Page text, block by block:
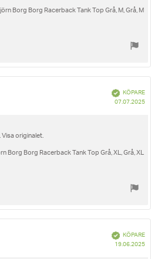
Borg Borg Racerback Tank Top Grå, M, Grå, M
BekräftadKÖPARE
07.07.2025
originalet.
Borg Borg Racerback Tank Top Grå, XL, Grå, XL
BekräftadKÖPARE
19.06.2025